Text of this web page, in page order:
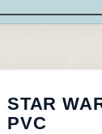
STAR
PVC